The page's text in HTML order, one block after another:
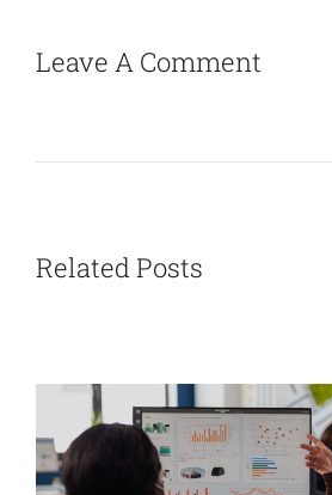
Leave A Comment
Related Posts